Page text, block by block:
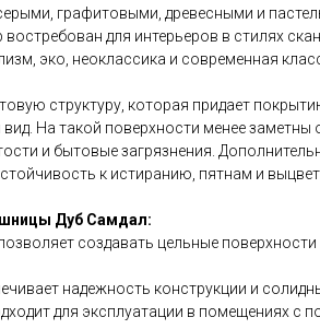
графитовыми, древесными и
для интерьеров в стилях
эко, неоклассика и современная
структуру, которая придает
На такой поверхности менее заметны
и бытовые загрязнения.
к истиранию, пятнам и
Дуб Самдал:
создавать цельные
надежность конструкции и
для эксплуатации в помещениях с